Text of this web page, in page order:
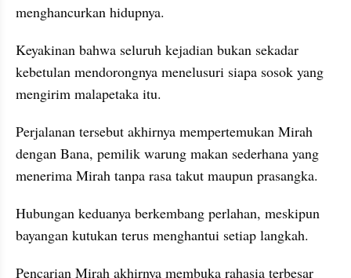
menghancurkan hidupnya.
Keyakinan bahwa seluruh kejadian bukan sekadar
kebetulan mendorongnya menelusuri siapa sosok yang
mengirim malapetaka itu.
Perjalanan tersebut akhirnya mempertemukan Mirah
dengan Bana, pemilik warung makan sederhana yang
menerima Mirah tanpa rasa takut maupun prasangka.
Hubungan keduanya berkembang perlahan, meskipun
bayangan kutukan terus menghantui setiap langkah.
Pencarian Mirah akhirnya membuka rahasia terbesar